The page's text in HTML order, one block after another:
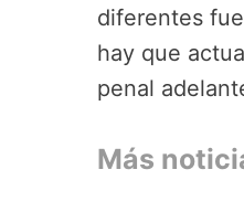
diferentes
hay que
penal
Más